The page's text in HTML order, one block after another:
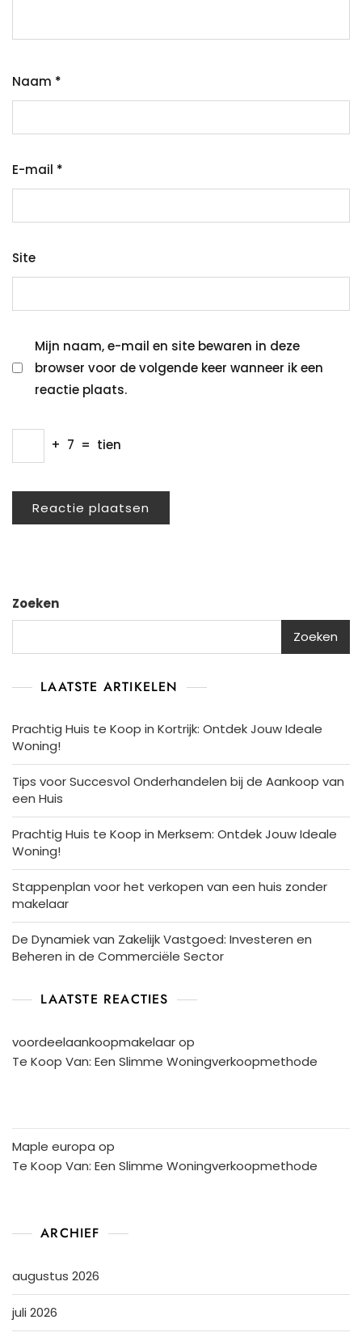
Naam *
E-mail *
Site
Mijn naam, e-mail en site bewaren in deze
browser voor de volgende keer wanneer ik een
reactie plaats.
+ 7 = tien
Zoeken
Zoeken
LAATSTE ARTIKELEN
Prachtig Huis te Koop in Kortrijk: Ontdek Jouw Ideale
Woning!
Tips voor Succesvol Onderhandelen bij de Aankoop van
een Huis
Prachtig Huis te Koop in Merksem: Ontdek Jouw Ideale
Woning!
Stappenplan voor het verkopen van een huis zonder
makelaar
De Dynamiek van Zakelijk Vastgoed: Investeren en
Beheren in de Commerciële Sector
LAATSTE REACTIES
voordeelaankoopmakelaarop
Te Koop Van: Een Slimme Woningverkoopmethode
Maple europa op
Te Koop Van: Een Slimme Woningverkoopmethode
ARCHIEF
augustus 2026
juli 2026